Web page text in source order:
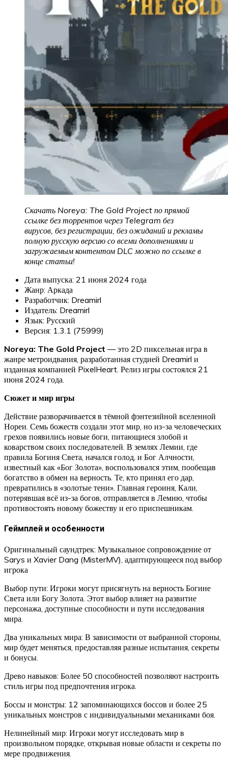
Скачать Noreya: The Gold Project по прямой
ссылке без торрентов через Telegram без
вирусов, без регистрации, без ожиданий и рекламы
полную русскую версию со всеми дополнениями и
загружаемым контентом DLC можно по ссылке в
конце статьи!
Дата выпуска: 21 июня 2024 года
Жанр: Аркада
Разработчик: Dreamirl
Издатель: Dreamirl
Язык: Русский
Версия: 1.3.1 (75999)
Noreya: The Gold Project — это 2D пиксельная игра в
жанре метроидвания, разработанная студией Dreamirl и
изданная компанией PixelHeart. Релиз игры состоялся 21
июня 2024 года.
Сюжет и мир игры
Действие разворачивается в тёмной фэнтезийной вселенной
Нореи. Семь божеств создали этот мир, но из-за человеческих
грехов появились новые боги, питающиеся злобой и
коварством своих последователей. В землях Лемии, где
правила Богиня Света, начался голод, и Бог Алчности,
известный как «Бог Золота», воспользовался этим, пообещав
богатство в обмен на верность. Те, кто принял его дар,
превратились в «золотые тени». Главная героиня, Кали,
потерявшая всё из-за богов, отправляется в Лемию, чтобы
противостоять новому божеству и его приспешникам.
Геймплей и особенности
Оригинальный саундтрек: Музыкальное сопровождение от
Sarys и Xavier Dang (MisterMV), адаптирующееся под выбор
игрока
Выбор пути: Игроки могут присягнуть на верность Богине
Света или Богу Золота. Этот выбор влияет на развитие
персонажа, доступные способности и пути исследования
мира.
Два уникальных мира: В зависимости от выбранной стороны,
мир будет меняться, предоставляя разные испытания, секреты
и бонусы.
Древо навыков: Более 50 способностей позволяют настроить
стиль игры под предпочтения игрока.
Боссы и монстры: 12 запоминающихся боссов и более 25
уникальных монстров с индивидуальными механиками боя.
Нелинейный мир: Игроки могут исследовать мир в
произвольном порядке, открывая новые области и секреты по
мере продвижения.